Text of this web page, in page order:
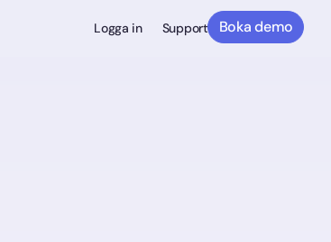
Boka demo
Logga in Support